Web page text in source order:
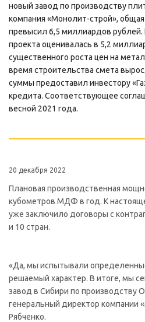
новый завод по производству
компания «Монолит-строй»,
превысил 6,5 миллиардов рублей.
проекта оценивалась в 5,2
существенного роста цен на
время строительства смета
суммы предоставил инвестору
кредита. Соответствующее
весной 2021 года.
20 декабря 2022
Плановая производственная
кубометров МДФ в год. К
уже заключило договоры с
и 10 стран.
«Да, мы испытывали
решаемый характер. В итоге, мы
завод в Сибири по производству
генеральный директор компании
Рябченко.